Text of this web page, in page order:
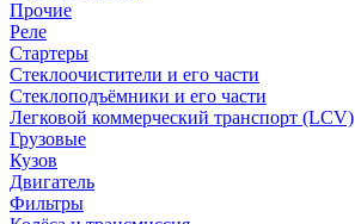
Прочие
Реле
Стартеры
Стеклоочистители и его части
Стеклоподъёмники и его части
Легковой коммерческий транспорт (LCV)
Грузовые
Кузов
Двигатель
Фильтры